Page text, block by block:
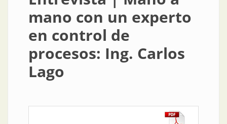
mano con un experto
en control de
procesos: Ing. Carlos
Lago